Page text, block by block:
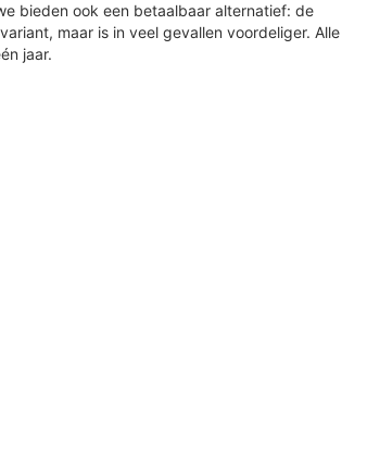
bieden ook een betaalbaar alternatief: de
maar is in veel gevallen voordeliger. Alle
jaar.